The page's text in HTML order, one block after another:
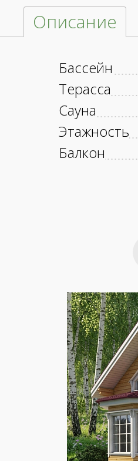
Описание
Бассейн
Терасса
Сауна
Этажность
Балкон